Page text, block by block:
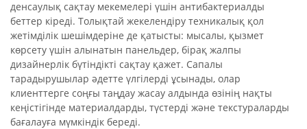
денсаулық сақтау мекемелері үшін антибактериалды
беттер кіреді. Толықтай жекелендіру техникалық қол
жетімділік шешімдеріне де қатысты: мысалы, қызмет
көрсету үшін алынатын панельдер, бірақ жалпы
дизайнерлік бүтіндікті сақтау қажет. Сапалы
тарадырушылар әдетте үлгілерді ұсынады, олар
клиенттерге соңғы таңдау жасау алдында өзінің нақты
кеңістігінде материалдарды, түстерді және текстураларды
бағалауға мүмкіндік береді.